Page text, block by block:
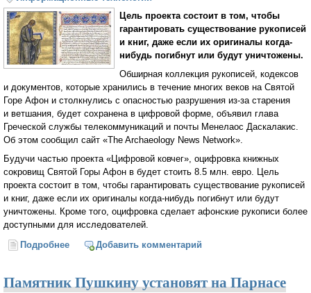
Цель проекта состоит в том, чтобы
гарантировать существование рукописей
и книг, даже если их оригиналы когда-
нибудь погибнут или будут уничтожены.
Обширная коллекция рукописей, кодексов
и документов, которые хранились в течение многих веков на Святой
Горе Афон и столкнулись с опасностью разрушения из-за старения
и ветшания, будет сохранена в цифровой форме, объявил глава
Греческой службы телекоммуникаций и почты Менелаос Даскалакис.
Об этом сообщил сайт «The Archaeology News Network».
Будучи частью проекта «Цифровой ковчег», оцифровка книжных
сокровищ Святой Горы Афон в будет стоить 8.5 млн. евро. Цель
проекта состоит в том, чтобы гарантировать существование рукописей
и книг, даже если их оригиналы когда-нибудь погибнут или будут
уничтожены. Кроме того, оцифровка сделает афонские рукописи более
доступными для исследователей.
Подробнее о Книжные сокровища и документы Афона будут
Добавить комментарий
Памятник Пушкину установят на Парнасе